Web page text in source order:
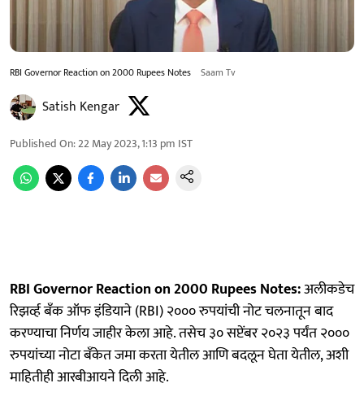
RBI Governor Reaction on 2000 Rupees Notes Saam Tv
Satish Kengar
Published On:22 May 2023, 1:13 pm IST
RBI Governor Reaction on 2000 Rupees Notes:अलीकडेच
रिझर्व्ह बँक ऑफ इंडियाने (RBI) २००० रुपयांची नोट चलनातून बाद
करण्याचा निर्णय जाहीर केला आहे. तसेच ३० सप्टेंबर २०२३ पर्यंत २०००
रुपयांच्या नोटा बँकेत जमा करता येतील आणि बदलून घेता येतील, अशी
माहितीही आरबीआयने दिली आहे.